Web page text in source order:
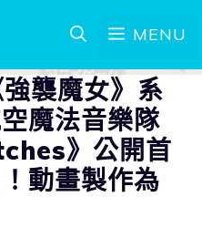
MENU
強襲魔女》系
魔法音樂隊
》公開首
動畫製作為